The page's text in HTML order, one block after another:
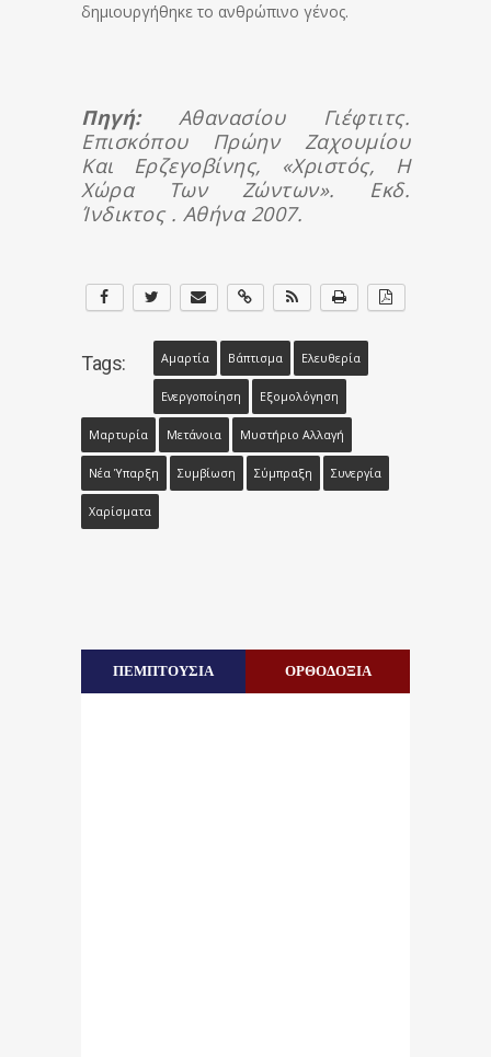
δημιουργήθηκε το ανθρώπινο γένος.
Πηγή:Αθανασίου Γιέφτιτς.
Επισκόπου Πρώην Ζαχουμίου
Και Ερζεγοβίνης, «Χριστός, Η
Χώρα Των Ζώντων». Εκδ.
Ίνδικτος . Αθήνα 2007.
Tags: Αμαρτία Βάπτισμα Ελευθερία
Ενεργοποίηση Εξομολόγηση
Μαρτυρία Μετάνοια Μυστήριο Αλλαγή
Νέα Ύπαρξη Συμβίωση Σύμπραξη Συνεργία
Χαρίσματα
ΠΕΜΠΤΟΥΣΙΑ ΟΡΘΟΔΟΞΙΑ